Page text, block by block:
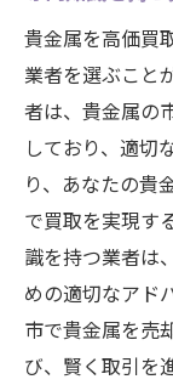
貴金属を高価買
業者を選ぶこと
者は、貴金属の
しており、適切
り、あなたの貴
で買取を実現す
識を持つ業者は
めの適切なアド
市で貴金属を売
び、賢く取引を